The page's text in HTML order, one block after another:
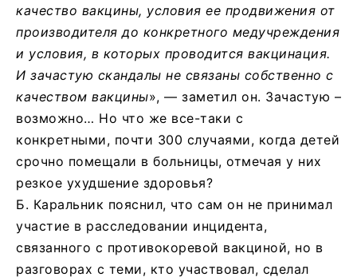
качество вакцины, условия ее продвижения от
производителя до конкретного медучреждения
и условия, в которых проводится вакцинация.
И зачастую скандалы не связаны собственно с
качеством вакцины», — заметил он. Зачастую –
возможно… Но что же все-таки с
конкретными, почти 300 случаями, когда детей
срочно помещали в больницы, отмечая у них
резкое ухудшение здоровья?
Б. Каральник пояснил, что сам он не принимал
участие в расследовании инцидента,
связанного с противокоревой вакциной, но в
разговорах с теми, кто участвовал, сделал